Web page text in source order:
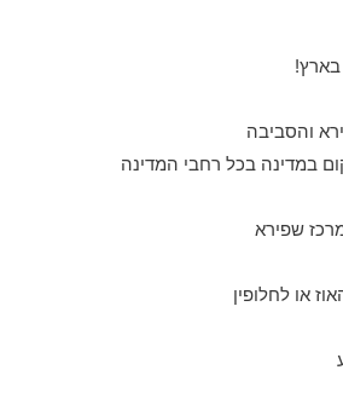
בארץ!
במדינה בכל רחבי המדינה
שפירא
או לחלופין